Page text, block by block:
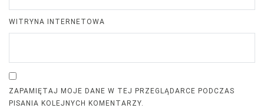
WITRYNA INTERNETOWA
ZAPAMIĘTAJ MOJE DANE W TEJ PRZEGLĄDARCE PODCZAS
PISANIA KOLEJNYCH KOMENTARZY.